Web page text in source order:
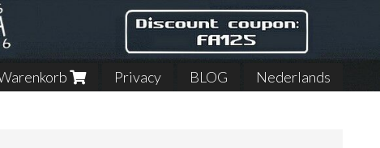
Privacy BLOG Nederlands